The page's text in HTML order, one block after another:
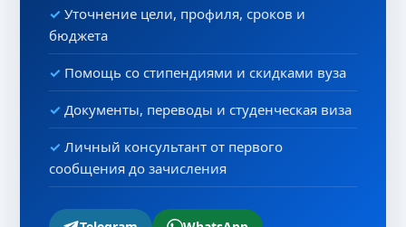
Уточнение цели, профиля, сроков и
бюджета
Помощь со стипендиями и скидками вуза
Документы, переводы и студенческая виза
Личный консультант от первого
сообщения до зачисления